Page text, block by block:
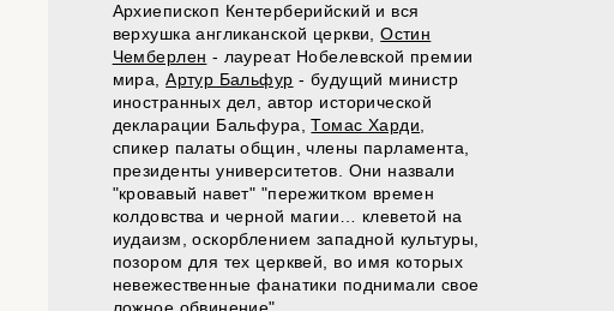
Архиепископ Кентерберийский и вся
верхушка англиканской церкви,Остин
Чемберлен - лауреат Нобелевской премии
мира,Артур Бальфур - будущий министр
иностранных дел, автор исторической
декларации Бальфура,Томас Харди
спикер палаты общин, члены парламента,
президенты университетов. Они назвали
"кровавый навет" "пережитком времен
колдовства и черной магии… клеветой на
иудаизм, оскорблением западной культуры,
позором для тех церквей, во имя которых
невежественные фанатики поднимали свое